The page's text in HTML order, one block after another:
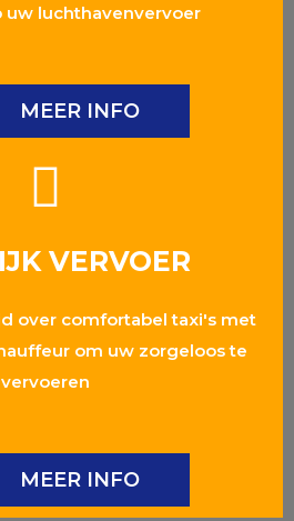
uw luchthavenvervoer
MEER INFO
VERVOER
over comfortabel taxi's met
om uw zorgeloos te
vervoeren
MEER INFO